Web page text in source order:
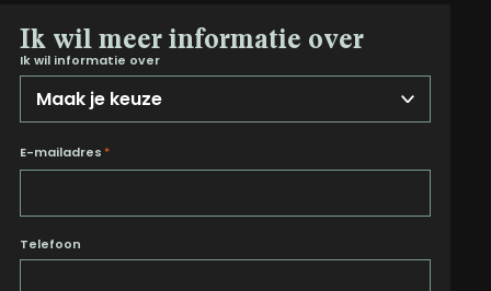
Ik wil meer informatie over
Ik wil informatie over
E-mailadres *
Telefoon